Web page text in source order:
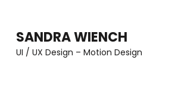
Inhalt
springen
SANDRA WIENCH
UI / UX Design – Motion Design